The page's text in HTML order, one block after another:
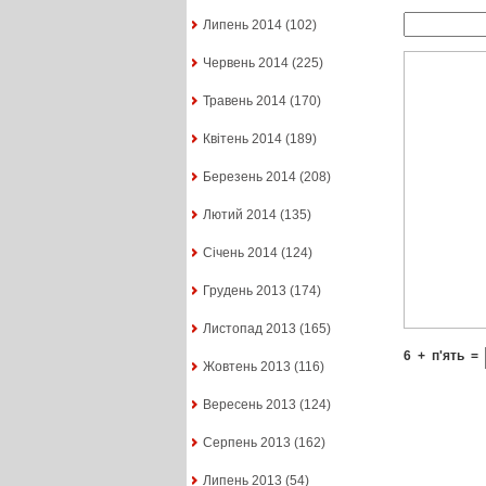
Липень 2014(102)
Червень 2014(225)
Травень 2014(170)
Квітень 2014(189)
Березень 2014(208)
Лютий 2014(135)
Січень 2014(124)
Грудень 2013 (174)
Листопад 2013 (165)
Жовтень 2013 (116)
Вересень 2013 (124)
Серпень 2013 (162)
Липень 2013 (54)
6 + п'ять =